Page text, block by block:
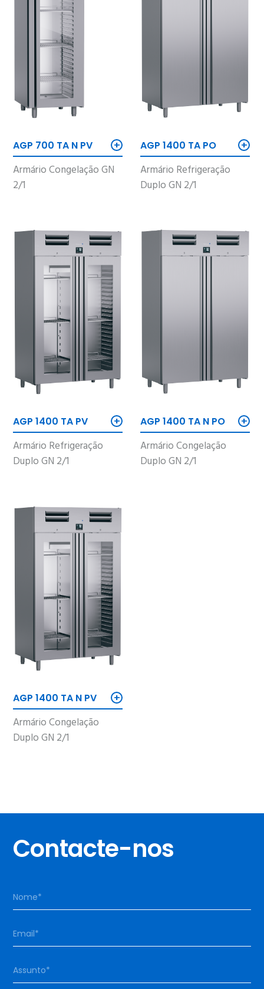
AGP 700 TA N PV +
Armário Congelação GN
2/1
AGP 1400 TA PO +
Armário Refrigeração
Duplo GN 2/1
AGP 1400 TA PV +
Armário Refrigeração
Duplo GN 2/1
AGP 1400 TA N PO +
Armário Congelação
Duplo GN 2/1
AGP 1400 TA N PV +
Armário Congelação
Duplo GN 2/1
Contacte-nos